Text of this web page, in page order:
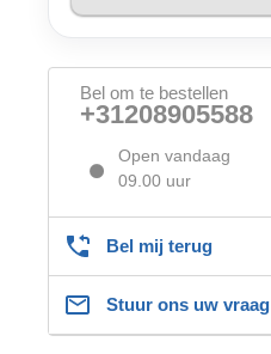
Bel om te bestellen
+31208905588
Open vandaag
09.00 uur
Bel mij terug
Stuur ons uw vraag